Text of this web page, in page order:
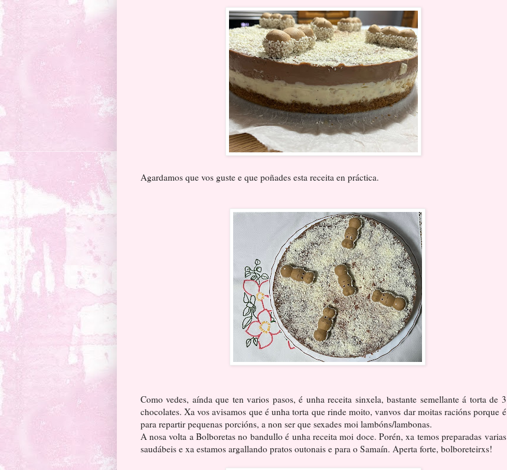
Agardamos que vos guste e que poñades esta receita en práctica.
Como vedes, aínda que ten varios pasos, é unha receita sinxela, bastante semellante á torta de 3
chocolates. Xa vos avisamos que é unha torta que rinde moito, vanvos dar moitas racións porque é
para repartir pequenas porcións, a non ser que sexades moi lambóns/lambonas.
A nosa volta a Bolboretas no bandullo é unha receita moi doce. Porén, xa temos preparadas varias
saudábeis e xa estamos argallando pratos outonais e para o Samaín. Aperta forte, bolboreteirxs!